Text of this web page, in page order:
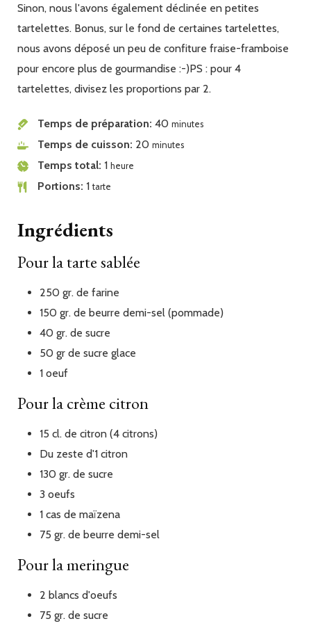
Sinon, nous l'avons également déclinée en petites
tartelettes. Bonus, sur le fond de certaines tartelettes,
nous avons déposé un peu de confiture fraise-framboise
pour encore plus de gourmandise :-)PS : pour 4
tartelettes, divisez les proportions par 2.
Temps de préparation 40 minutes
Temps de cuisson 20 minutes
Temps total 1 heure
Portions 1 tarte
Ingrédients
Pour la tarte sablée
250 gr. de farine
150 gr. de beurre demi-sel (pommade)
40 gr. de sucre
50 gr de sucre glace
1 oeuf
Pour la crème citron
15 cl. de citron (4 citrons)
Du zeste d'1 citron
130 gr. de sucre
3 oeufs
1 cas de maïzena
75 gr. de beurre demi-sel
Pour la meringue
2 blancs d'oeufs
75 gr. de sucre